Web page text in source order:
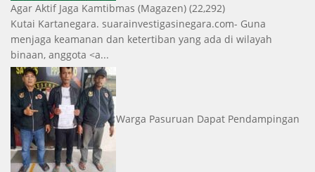
Agar Aktif Jaga Kamtibmas (Magazen) (22,292)
Kutai Kartanegara. suarainvestigasinegara.com- Guna
menjaga keamanan dan ketertiban yang ada di wilayah
binaan, anggota <a...
Warga Pasuruan Dapat Pendampingan